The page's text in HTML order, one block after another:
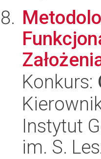
Konkurs:
Instytut
im. S.